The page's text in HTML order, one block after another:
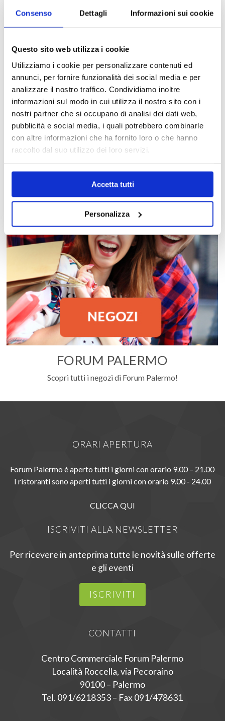
Consenso Dettagli Informazioni sui cookie
Questo sito web utilizza i cookie
Utilizziamo i cookie per personalizzare contenuti ed
annunci, per fornire funzionalità dei social media e per
analizzare il nostro traffico. Condividiamo inoltre
informazioni sul modo in cui utilizza il nostro sito con i
nostri partner che si occupano di analisi dei dati web,
pubblicità e social media, i quali potrebbero combinarle
con altre informazioni che ha fornito loro o che hanno
raccolto dal suo utilizzo dei loro servizi.
Accetta tutti
Personalizza
MAPPA DEL CENTRO
Trova in un attimo il punto vendita che ti interessa!
FORUM PALERMO
Scopri tutti i negozi di Forum Palermo!
ORARI APERTURA
Forum Palermo è aperto tutti i giorni con orario 9.00 – 21.00
I ristoranti sono aperti tutti i giorni con orario 9.00 - 24.00
CLICCA QUI
ISCRIVITI ALLA NEWSLETTER
Per ricevere in anteprima tutte le novità sulle offerte
e gli eventi
ISCRIVITI
CONTATTI
Centro Commerciale Forum Palermo
Località Roccella, via Pecoraino
90100 – Palermo
Tel. 091/6218353 – Fax 091/478631